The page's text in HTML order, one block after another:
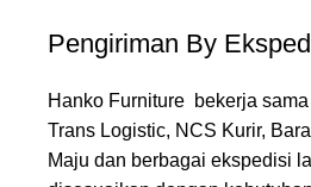
Pengiriman By
Hanko Furniture bekerja
Trans Logistic, NCS Kurir,
Maju dan berbagai ekspedisi